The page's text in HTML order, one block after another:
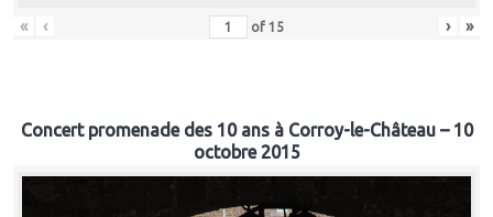
« ‹ of 15 › »
Concert promenade des 10 ans à Corroy-le-Château – 10
octobre 2015